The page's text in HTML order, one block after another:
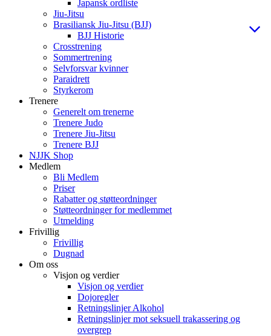
Japansk ordliste
Jiu-Jitsu
Brasiliansk Jiu-Jitsu (BJJ)
BJJ Historie
Crosstrening
Sommertrening
Selvforsvar kvinner
Paraidrett
Styrkerom
Trenere
Generelt om trenerne
Trenere Judo
Trenere Jiu-Jitsu
Trenere BJJ
NJJK Shop
Medlem
Bli Medlem
Priser
Rabatter og støtteordninger
Støtteordninger for medlemmet
Utmelding
Frivillig
Frivillig
Dugnad
Om oss
Visjon og verdier
Visjon og verdier
Dojoregler
Retningslinjer Alkohol
Retningslinjer mot seksuell trakassering og
overgrep